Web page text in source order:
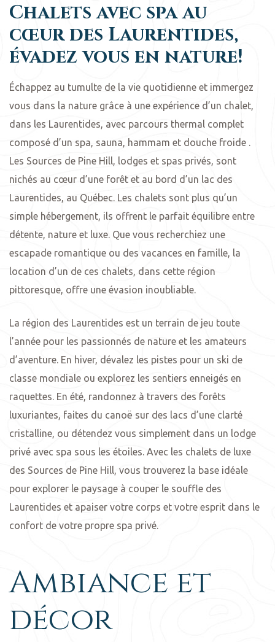
Chalets avec spa au
cœur des Laurentides,
évadez vous en nature!
Échappez au tumulte de la vie quotidienne et immergez
vous dans la nature grâce à une expérience d’un chalet,
dans les Laurentides, avec parcours thermal complet
composé d’un spa, sauna, hammam et douche froide .
Les Sources de Pine Hill, lodges et spas privés, sont
nichés au cœur d’une forêt et au bord d’un lac des
Laurentides, au Québec. Les chalets sont plus qu’un
simple hébergement, ils offrent le parfait équilibre entre
détente, nature et luxe. Que vous recherchiez une
escapade romantique ou des vacances en famille, la
location d’un de ces chalets, dans cette région
pittoresque, offre une évasion inoubliable.
La région des Laurentides est un terrain de jeu toute
l’année pour les passionnés de nature et les amateurs
d’aventure. En hiver, dévalez les pistes pour un ski de
classe mondiale ou explorez les sentiers enneigés en
raquettes. En été, randonnez à travers des forêts
luxuriantes, faites du canoë sur des lacs d’une clarté
cristalline, ou détendez vous simplement dans un lodge
privé avec spa sous les étoiles. Avec les chalets de luxe
des Sources de Pine Hill, vous trouverez la base idéale
pour explorer le paysage à couper le souffle des
Laurentides et apaiser votre corps et votre esprit dans le
confort de votre propre spa privé.
Ambiance et
décor